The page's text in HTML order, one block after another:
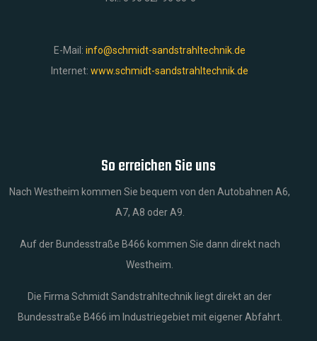
E-Mail: info@schmidt-sandstrahltechnik.de
Internet: www.schmidt-sandstrahltechnik.de
So erreichen Sie uns
Nach Westheim kommen Sie bequem von den Autobahnen A6,
A7, A8 oder A9.
Auf der Bundesstraße B466 kommen Sie dann direkt nach
Westheim.
Die Firma Schmidt Sandstrahltechnik liegt direkt an der
Bundesstraße B466 im Industriegebiet mit eigener Abfahrt.